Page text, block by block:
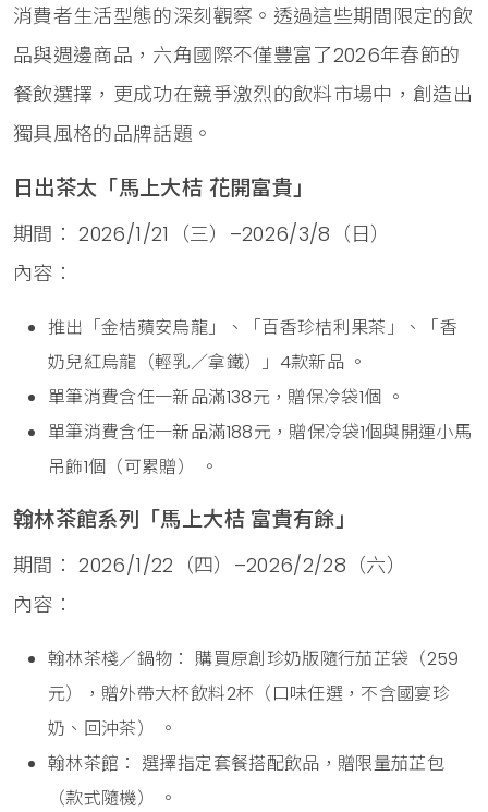
消費者生活型態的深刻觀察。透過這些期間限定的飲
品與週邊商品，六角國際不僅豐富了2026年春節的
餐飲選擇，更成功在競爭激烈的飲料市場中，創造出
獨具風格的品牌話題。
日出茶太「馬上大桔 花開富貴」
期間： 2026/1/21（三）–2026/3/8（日）
內容：
推出「金桔蘋安烏龍」、「百香珍桔利果茶」、「香
奶兒紅烏龍（輕乳／拿鐵）」4款新品 。
單筆消費含任一新品滿138元，贈保冷袋1個 。
單筆消費含任一新品滿188元，贈保冷袋1個與開運小馬
吊飾1個（可累贈） 。
翰林茶館系列「馬上大桔 富貴有餘」
期間： 2026/1/22（四）–2026/2/28（六）
內容：
翰林茶棧／鍋物： 購買原創珍奶版隨行茄芷袋（259
元），贈外帶大杯飲料2杯（口味任選，不含國宴珍
奶、回沖茶） 。
翰林茶館： 選擇指定套餐搭配飲品，贈限量茄芷包
（款式隨機） 。